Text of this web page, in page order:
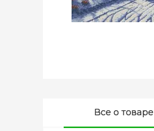
Все о товаре